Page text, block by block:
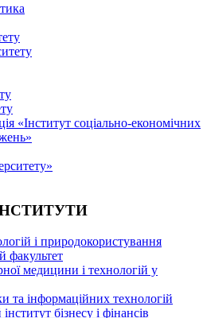
«Інститут соціально-економічних
і природокористування
факультет
медицини і технологій у
та інформаційних технологій
бізнесу і фінансів